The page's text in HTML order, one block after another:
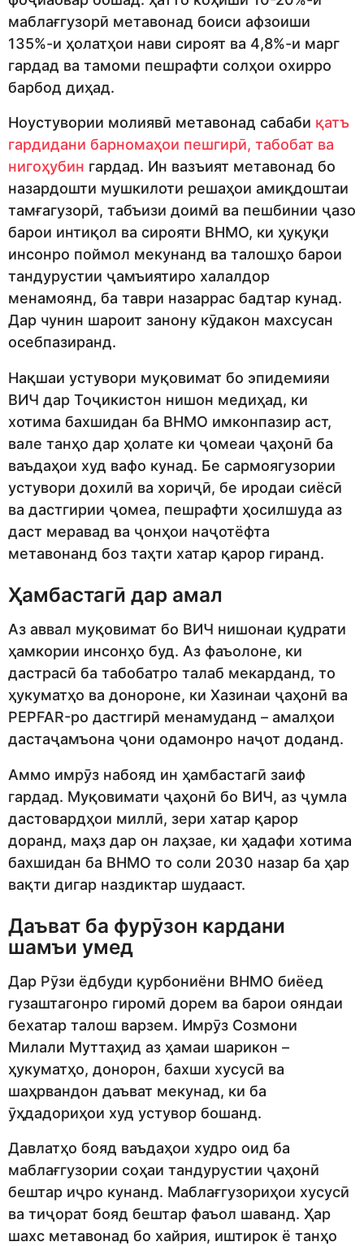
маблағгузорӣ метавонад боиси афзоиши
135%-и ҳолатҳои нави сироят ва 4,8%-и марг
гардад ва тамоми пешрафти солҳои охирро
барбод диҳад.
Ноустувории молиявӣ метавонад сабаби қатъ
гардидани барномаҳои пешгирӣ, табобат ва
нигоҳубин гардад. Ин вазъият метавонад бо
назардошти мушкилоти решаҳои амиқдоштаи
тамғагузорӣ, табъизи доимӣ ва пешбинии ҷазо
барои интиқол ва сирояти ВНМО, ки ҳуқуқи
инсонро поймол мекунанд ва талошҳо барои
тандурустии ҷамъиятиро халалдор
менамоянд, ба таври назаррас бадтар кунад.
Дар чунин шароит занону кӯдакон махсусан
осебпазиранд.
Нақшаи устувори муқовимат бо эпидемияи
ВИЧ дар Тоҷикистон нишон медиҳад, ки
хотима бахшидан ба ВНМО имконпазир аст,
вале танҳо дар ҳолате ки ҷомеаи ҷаҳонӣ ба
ваъдаҳои худ вафо кунад. Бе сармоягузории
устувори дохилӣ ва хориҷӣ, бе иродаи сиёсӣ
ва дастгирии ҷомеа, пешрафти ҳосилшуда аз
даст меравад ва ҷонҳои наҷотёфта
метавонанд боз таҳти хатар қарор гиранд.
Ҳамбастагӣ дар амал
Аз аввал муқовимат бо ВИЧ нишонаи қудрати
ҳамкории инсонҳо буд. Аз фаъолоне, ки
дастрасӣ ба табобатро талаб мекарданд, то
ҳукуматҳо ва донороне, ки Хазинаи ҷаҳонӣ ва
PEPFAR-ро дастгирӣ менамуданд – амалҳои
дастаҷамъона ҷони одамонро наҷот доданд.
Аммо имрӯз набояд ин ҳамбастагӣ заиф
гардад. Муқовимати ҷаҳонӣ бо ВИЧ, аз ҷумла
дастовардҳои миллӣ, зери хатар қарор
доранд, маҳз дар он лаҳзае, ки ҳадафи хотима
бахшидан ба ВНМО то соли 2030 назар ба ҳар
вақти дигар наздиктар шудааст.
Даъват ба фурӯзон кардани
шамъи умед
Дар Рӯзи ёдбуди қурбониёни ВНМО биёед
гузаштагонро гиромӣ дорем ва барои ояндаи
бехатар талош варзем. Имрӯз Созмони
Милали Муттаҳид аз ҳамаи шарикон –
ҳукуматҳо, донорон, бахши хусусӣ ва
шаҳрвандон даъват мекунад, ки ба
ӯҳдадориҳои худ устувор бошанд.
Давлатҳо бояд ваъдаҳои худро оид ба
маблағгузории соҳаи тандурустии ҷаҳонӣ
бештар иҷро кунанд. Маблағгузориҳои хусусӣ
ва тиҷорат бояд бештар фаъол шаванд. Ҳар
шахс метавонад бо хайрия, иштирок ё танҳо